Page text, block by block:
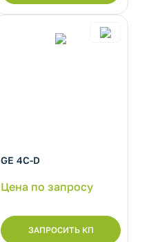
GE 4C-D
Цена по запросу
ЗАПРОСИТЬ КП